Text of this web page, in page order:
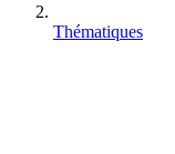
Thématiques